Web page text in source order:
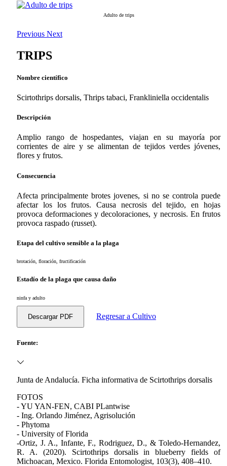
Adulto de trips
Previous Next
TRIPS
Nombre científico
Scirtothrips dorsalis, Thrips tabaci, Frankliniella occidentalis
Descripción
Amplio rango de hospedantes, viajan en su mayoría por
corrientes de aire y se alimentan de tejidos verdes jóvenes,
flores y frutos.
Consecuencia
Afecta principalmente brotes jovenes, si no se controla puede
afectar los los frutos. Causa necrosis del tejido, en hojas
provoca deformaciones y decoloraciones, y necrosis. En frutos
provoca raspado (russet).
Etapa del cultivo sensible a la plaga
brotación, floración, fructificación
Estadío de la plaga que causa daño
ninfa y adulto
Descargar PDF Regresar a Cultivo
Fuente:
Junta de Andalucía. Ficha informativa de Scirtothrips dorsalis
FOTOS
- YU YAN-FEN, CABI PLantwise
- Ing. Orlando Jiménez, Agrisolución
- Phytoma
- University of Florida
-Ortiz, J. A., Infante, F., Rodriguez, D., & Toledo-Hernandez,
R. A. (2020). Scirtothrips dorsalis in blueberry fields of
Michoacan, Mexico. Florida Entomologist, 103(3), 408–410.